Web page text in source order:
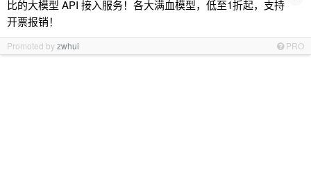
比的大模型 API 接入服务！各大满血模型，低至1折起，支持
开票报销！
Promoted byzwhui PRO